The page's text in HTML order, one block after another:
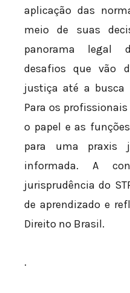
aplicação das
meio de suas
panorama legal
desafios que vão
justiça até a busca
Para os
o papel e as
para uma praxis
informada. A
jurisprudência do
de aprendizado e
Direito no Brasil.
.